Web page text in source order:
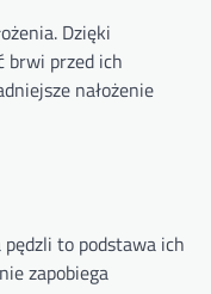
Dzięki
brwi przed ich
nałożenie
to podstawa ich
zapobiega